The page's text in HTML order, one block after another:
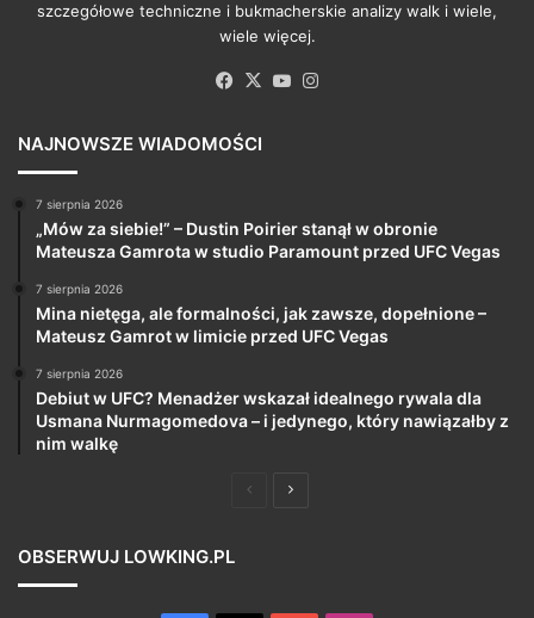
szczegółowe techniczne i bukmacherskie analizy walk i wiele,
wiele więcej.
Facebook
X YouTube
NAJNOWSZE WIADOMOŚCI
7 sierpnia 2026
„Mów za siebie!” – Dustin Poirier stanął w obronie
Mateusza Gamrota w studio Paramount przed UFC Vegas
7 sierpnia 2026
Mina nietęga, ale formalności, jak zawsze, dopełnione –
Mateusz Gamrot w limicie przed UFC Vegas
7 sierpnia 2026
Debiut w UFC? Menadżer wskazał idealnego rywala dla
Usmana Nurmagomedova – i jedynego, który nawiązałby z
nim walkę
PoprzedniaNastępna
OBSERWUJ LOWKING.PL